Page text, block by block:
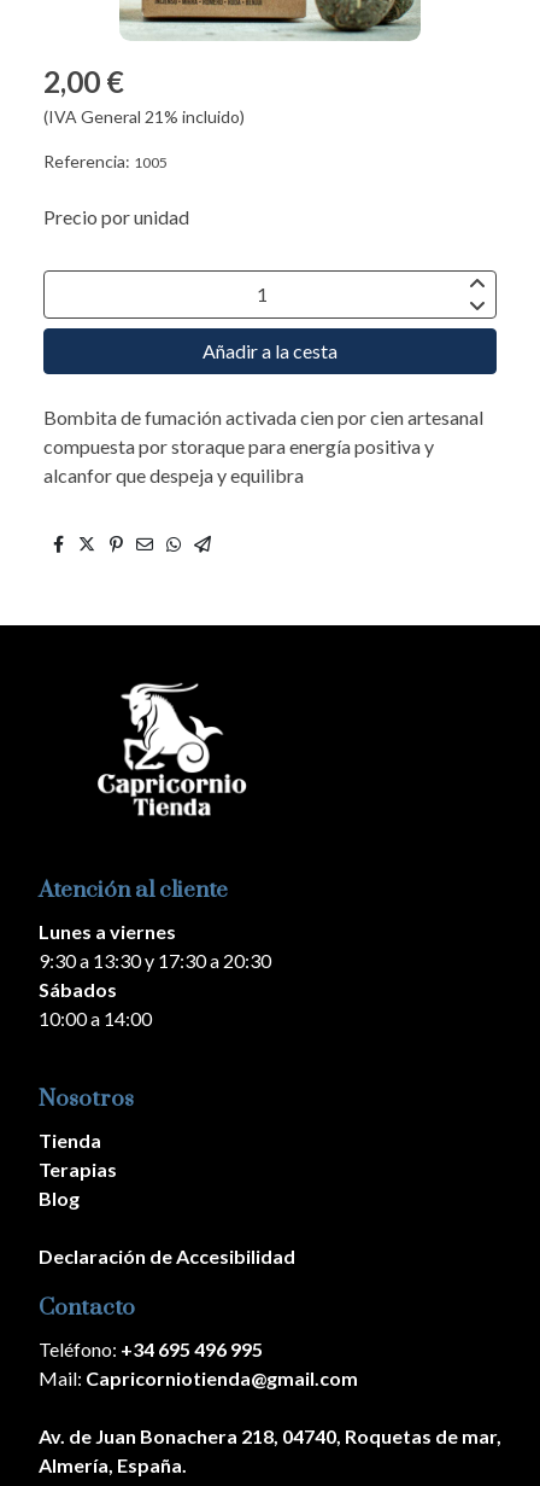
2,00 €
(IVA General 21% incluido)
Referencia: 1005
Precio por unidad
Añadir a la cesta
Bombita de fumación activada cien por cien artesanal
compuesta por storaque para energía positiva y
alcanfor que despeja y equilibra
Atención al cliente
Lunes a viernes
9:30 a 13:30 y 17:30 a 20:30
Sábados
10:00 a 14:00
Nosotros
Tienda
Terapias
Blog
Declaración de Accesibilidad
Contacto
Teléfono: +34 695 496 995
Mail: Capricorniotienda@gmail.com
Av. de Juan Bonachera 218, 04740, Roquetas de mar,
Almería, España.